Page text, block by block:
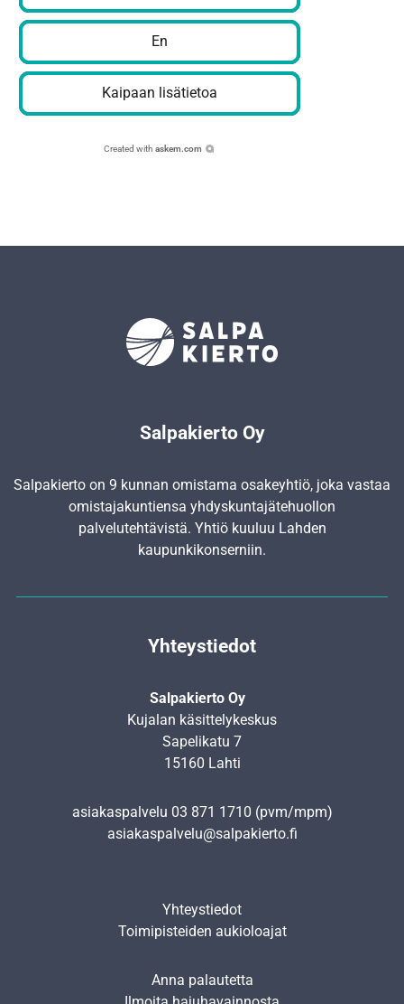
En
Kaipaan lisätietoa
Created with askem.com
Salpakierto Oy
Salpakierto on 9 kunnan omistama osakeyhtiö, joka vastaa
omistajakuntiensa yhdyskunta­jätehuollon
palvelutehtävistä. Yhtiö kuuluu Lahden
kaupunkikonserniin.
Yhteystiedot
Salpakierto Oy
Kujalan käsittelykeskus
Sapelikatu 7
15160 Lahti
asiakaspalvelu 03 871 1710 (pvm/mpm)
asiakaspalvelu@salpakierto.fi
Yhteystiedot
Toimipisteiden aukioloajat
Anna palautetta